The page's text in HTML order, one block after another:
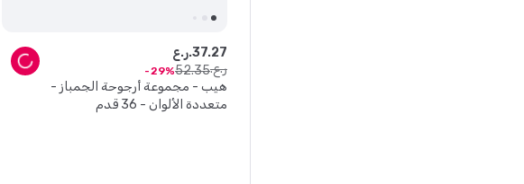
هيب - مجموعة أرجوحة الجمباز -
متعددة الألوان - 36 قدم
ر.ع.37.27
ر.ع.
52.35
29